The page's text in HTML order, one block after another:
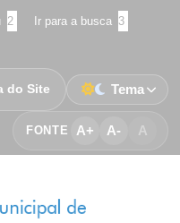
2 Ir para a busca 3
FONTE A+ A- A
do Site Tema